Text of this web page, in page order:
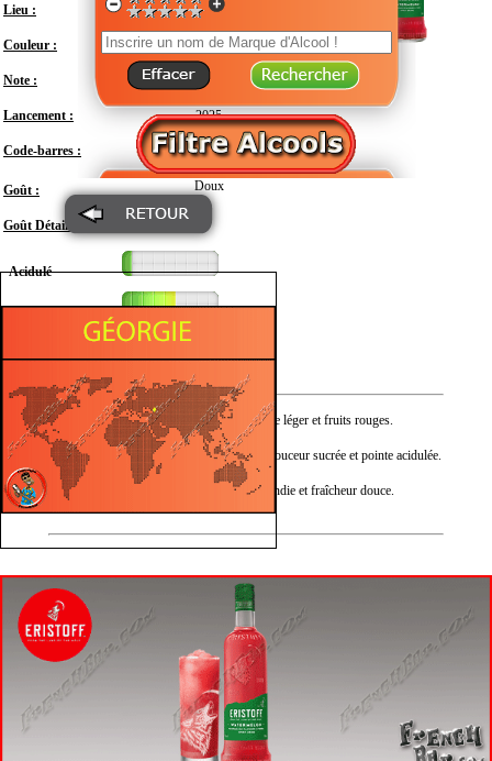
Lieu : Géorgie
Couleur :
Note : En attente de test
Lancement : 2025
Code-barres : 7610113029527
Goût : Doux
Goût Détail :
Acidulé
Fruité
Nez : Pastèque fraîche, sucre léger et fruits rouges.
Bouche : Arôme de pastèque, douceur sucrée et pointe acidulée.
Finale : Fruits confits, note candie et fraîcheur douce.